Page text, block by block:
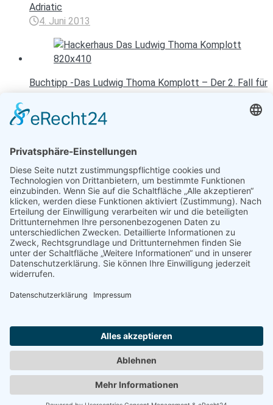
Adriatic
4. Juni 2013
Buchtipp -Das Ludwig Thoma Komplott – Der 2. Fall für
25. September 2018
Urlaub zum Bestpreis
Früheste Anreise:
Reise finden »
Datenschutz|Ihre Werbung|Webseitenübersicht